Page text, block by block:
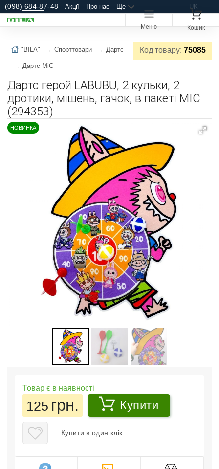
(098) 684-87-48 Акції Про нас Ще UK
Меню Кошик
Код товару: 75085
"BILA" Спорттовари Дартс
Дартс MiC
Дартс герой LABUBU, 2 кульки, 2
дротики, мішень, гачок, в пакеті MIC
(294353)
НОВИНКА
Товар є в наявності
125 грн. Купити
Купити в один клік